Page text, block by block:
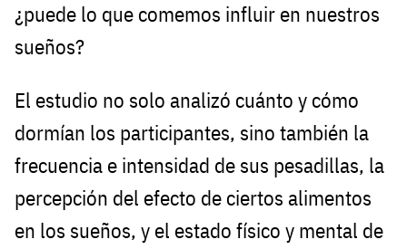
¿puede lo que comemos influir en nuestros
sueños?
El estudio no solo analizó cuánto y cómo
dormían los participantes, sino también la
frecuencia e intensidad de sus pesadillas, la
percepción del efecto de ciertos alimentos
en los sueños, y el estado físico y mental de